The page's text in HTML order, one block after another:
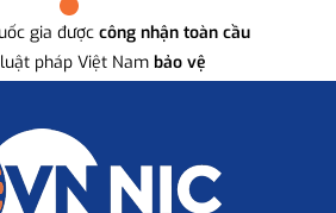
gia được công nhận toàn cầu
pháp Việt Nam bảo vệ